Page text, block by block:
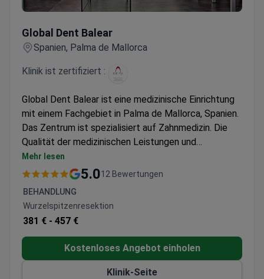
Global Dent Balear
Spanien, Palma de Mallorca
Klinik ist zertifiziert :
Global Dent Balear ist eine medizinische Einrichtung
mit einem Fachgebiet in Palma de Mallorca, Spanien.
Das Zentrum ist spezialisiert auf Zahnmedizin. Die
Qualität der medizinischen Leistungen und
Behandlungen wird von der Sociedad Española de
Periodoncia y Osteointegración bestätigt. Patienten
die Gesundheitsversorgung.
Mehr lesen
5.012 Bewertungen
BEHANDLUNG
Wurzelspitzenresektion
381 € - 457 €
Kostenloses Angebot einholen
Klinik-Seite